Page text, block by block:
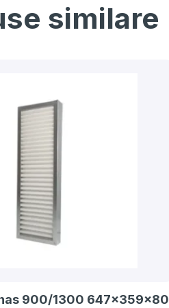
similare
900/1300 647x359x80